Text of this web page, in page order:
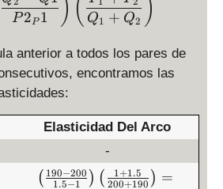
P2P 1 ) ( Q1 + Q2 )
anterior a todos los pares de
encontramos las
Elasticidad Del Arco
-
\l
( 1.5−1
190−200 ) ( 200+190
1+1.5 ) =